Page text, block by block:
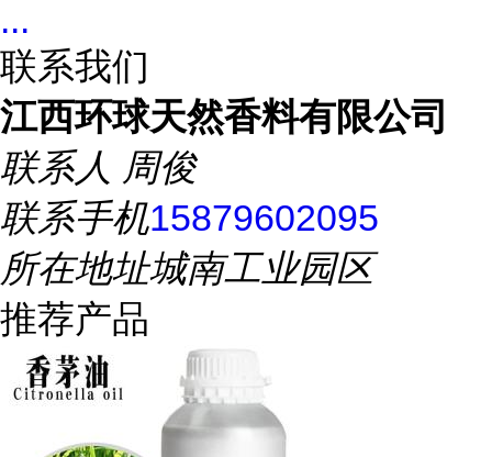
...
联系我们
江西环球天然香料有限公司
联系人 周俊
联系手机15879602095
所在地址城南工业园区
推荐产品